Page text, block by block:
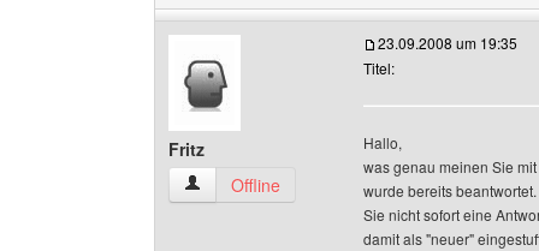
Fritz
Fritz Benutzer-Profile anzeigen
Offline
23.09.2008 um 19:35
Titel:
Hallo,
was genau meinen Sie
wurde bereits
Sie nicht sofort eine
damit als "neuer"